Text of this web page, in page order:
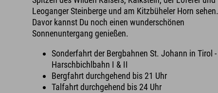
Leoganger Steinberge und am Kitzbüheler Horn
Davor kannst Du noch einen wunderschönen
Sonnenuntergang genießen.
Sonderfahrt der Bergbahnen St. Johann in Tirol -
Harschbichlbahn I & II
Bergfahrt durchgehend bis 21 Uhr
Talfahrt durchgehend bis 24 Uhr